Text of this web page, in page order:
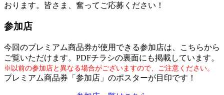
おります。皆さま、奮ってご応募ください！
参加店
今回のプレミアム商品券が使用できる参加店は、こちらから
ご覧いただけます。PDFチラシの裏面にも掲載しています。
※以前の参加店と異なる場合がございますので、ご注意ください。
プレミアム商品券「参加店」のポスターが目印です！